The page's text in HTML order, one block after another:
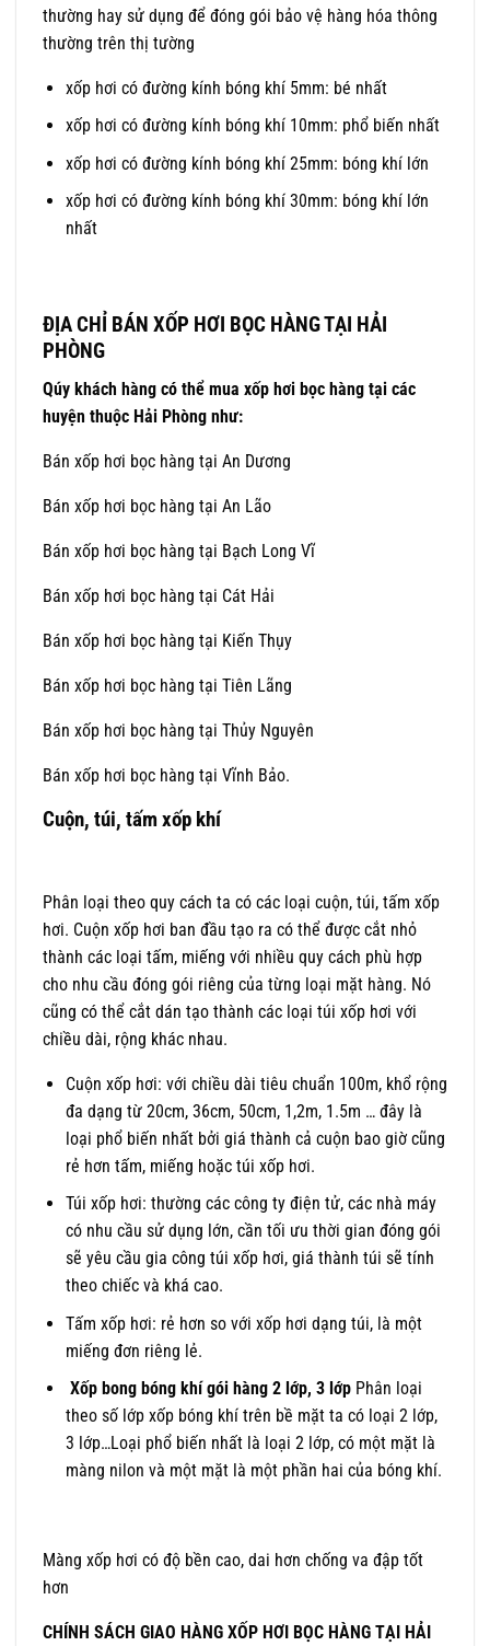
thường hay sử dụng để đóng gói bảo vệ hàng hóa thông
thường trên thị tường
xốp hơi có đường kính bóng khí 5mm: bé nhất
xốp hơi có đường kính bóng khí 10mm: phổ biến nhất
xốp hơi có đường kính bóng khí 25mm: bóng khí lớn
xốp hơi có đường kính bóng khí 30mm: bóng khí lớn
nhất
ĐỊA CHỈ BÁN XỐP HƠI BỌC HÀNG TẠI HẢI
PHÒNG
Qúy khách hàng có thể mua xốp hơi bọc hàng tại các
huyện thuộc Hải Phòng như:
Bán xốp hơi bọc hàng tại An Dương
Bán xốp hơi bọc hàng tại An Lão
Bán xốp hơi bọc hàng tại Bạch Long Vĩ
Bán xốp hơi bọc hàng tại Cát Hải
Bán xốp hơi bọc hàng tại Kiến Thụy
Bán xốp hơi bọc hàng tại Tiên Lãng
Bán xốp hơi bọc hàng tại Thủy Nguyên
Bán xốp hơi bọc hàng tại Vĩnh Bảo.
Cuộn, túi, tấm xốp khí
Phân loại theo quy cách ta có các loại cuộn, túi, tấm xốp
hơi. Cuộn xốp hơi ban đầu tạo ra có thể được cắt nhỏ
thành các loại tấm, miếng với nhiều quy cách phù hợp
cho nhu cầu đóng gói riêng của từng loại mặt hàng. Nó
cũng có thể cắt dán tạo thành các loại túi xốp hơi với
chiều dài, rộng khác nhau.
Cuộn xốp hơi: với chiều dài tiêu chuẩn 100m, khổ rộng
đa dạng từ 20cm, 36cm, 50cm, 1,2m, 1.5m … đây là
loại phổ biến nhất bởi giá thành cả cuộn bao giờ cũng
rẻ hơn tấm, miếng hoặc túi xốp hơi.
Túi xốp hơi: thường các công ty điện tử, các nhà máy
có nhu cầu sử dụng lớn, cần tối ưu thời gian đóng gói
sẽ yêu cầu gia công túi xốp hơi, giá thành túi sẽ tính
theo chiếc và khá cao.
Tấm xốp hơi: rẻ hơn so với xốp hơi dạng túi, là một
miếng đơn riêng lẻ.
Xốp bong bóng khí gói hàng 2 lớp, 3 lớp Phân loại
theo số lớp xốp bóng khí trên bề mặt ta có loại 2 lớp,
3 lớp…Loại phổ biến nhất là loại 2 lớp, có một mặt là
màng nilon và một mặt là một phần hai của bóng khí.
Màng xốp hơi có độ bền cao, dai hơn chống va đập tốt
hơn
CHÍNH SÁCH GIAO HÀNG XỐP HƠI BỌC HÀNG TẠI HẢI